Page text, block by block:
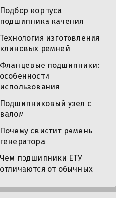
Подбор корпуса
подшипника качения
Технология изготовления
клиновых ремней
Фланцевые подшипники:
особенности
использования
Подшипниковый узел с
валом
Почему свистит ремень
генератора
Чем подшипники ЕТУ
отличаются от обычных